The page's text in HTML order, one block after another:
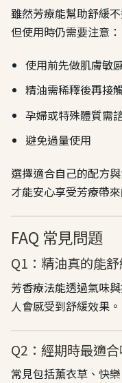
雖然芳療能幫助舒緩不
但使用時仍需要注意：
使用前先做肌膚敏
精油需稀釋後再接
孕婦或特殊體質需
避免過量使用
選擇適合自己的配方與
才能安心享受芳療帶
FAQ 常見問題
Q1：精油真的能
芳香療法能透過氣味
人會感受到舒緩效果。
Q2：經期時最適
常見包括薰衣草、快